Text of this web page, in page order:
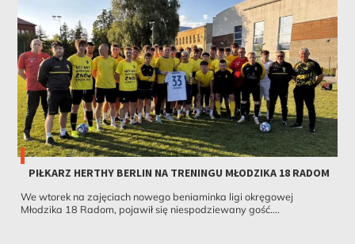
PIŁKARZ HERTHY BERLIN NA TRENINGU MŁODZIKA 18 RADOM
We wtorek na zajęciach nowego beniaminka ligi okręgowej
Młodzika 18 Radom, pojawił się niespodziewany gość....